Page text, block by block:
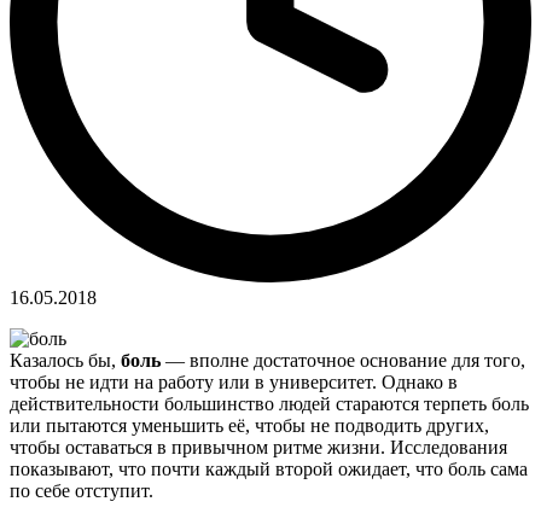
16.05.2018
Казалось бы, боль — вполне достаточное основание для того,
чтобы не идти на работу или в университет. Однако в
действительности большинство людей стараются терпеть боль
или пытаются уменьшить её, чтобы не подводить других,
чтобы оставаться в привычном ритме жизни. Исследования
показывают, что почти каждый второй ожидает, что боль сама
по себе отступит.